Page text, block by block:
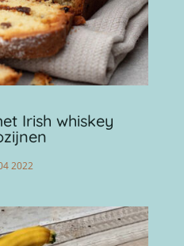
Irish whiskey
2022